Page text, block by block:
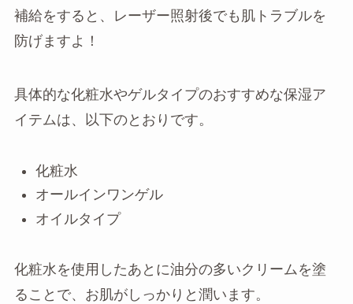
補給をすると、レーザー照射後でも肌トラブルを
防げますよ！
具体的な化粧水やゲルタイプのおすすめな保湿ア
イテムは、以下のとおりです。
化粧水
オールインワンゲル
オイルタイプ
化粧水を使用したあとに油分の多いクリームを塗
ることで、お肌がしっかりと潤います。